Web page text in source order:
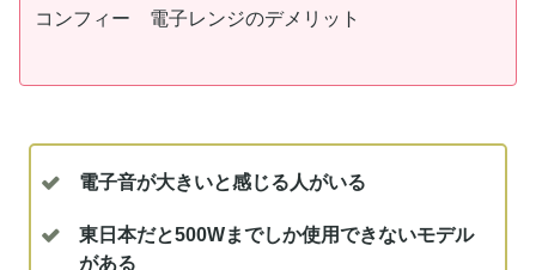
コンフィー 電子レンジのデメリット
電子音が大きいと感じる人がいる
東日本だと500Wまでしか使用できないモデル
がある